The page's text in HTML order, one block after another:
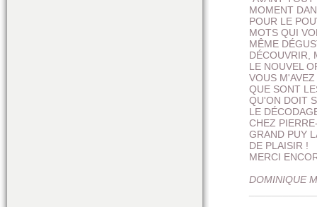
MOMENT
POUR LE
MOTS QUI
MÊME
DÉCOUVRIR,
LE NOUVEL
VOUS
QUE SONT
QU'ON DOIT
LE
CHEZ
GRAND PUY
DE PLAISIR !
MERCI
DOMINIQUE